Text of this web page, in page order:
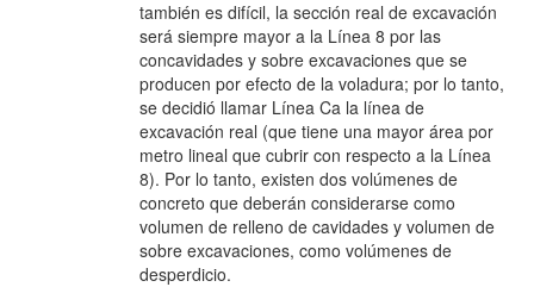
también es difícil, la sección real de excavación
será siempre mayor a la Línea 8 por las
concavidades y sobre excavaciones que se
producen por efecto de la voladura; por lo tanto,
se decidió llamar Línea Ca la línea de
excavación real (que tiene una mayor área por
metro lineal que cubrir con respecto a la Línea
8). Por lo tanto, existen dos volúmenes de
concreto que deberán considerarse como
volumen de relleno de cavidades y volumen de
sobre excavaciones, como volúmenes de
desperdicio.